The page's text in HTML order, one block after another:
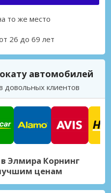
то же место
26 до 69 лет
автомобилей
довольных клиентов
Элмира Корнинг
ценам